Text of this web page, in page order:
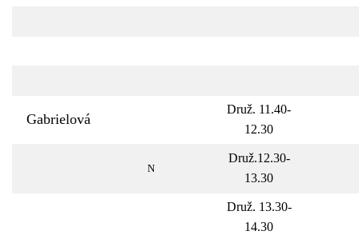
Gabrielová
Druž. 11.40-
12.30
N
Druž.12.30-
13.30
Druž. 13.30-
14.30